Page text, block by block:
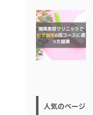
人気のページ